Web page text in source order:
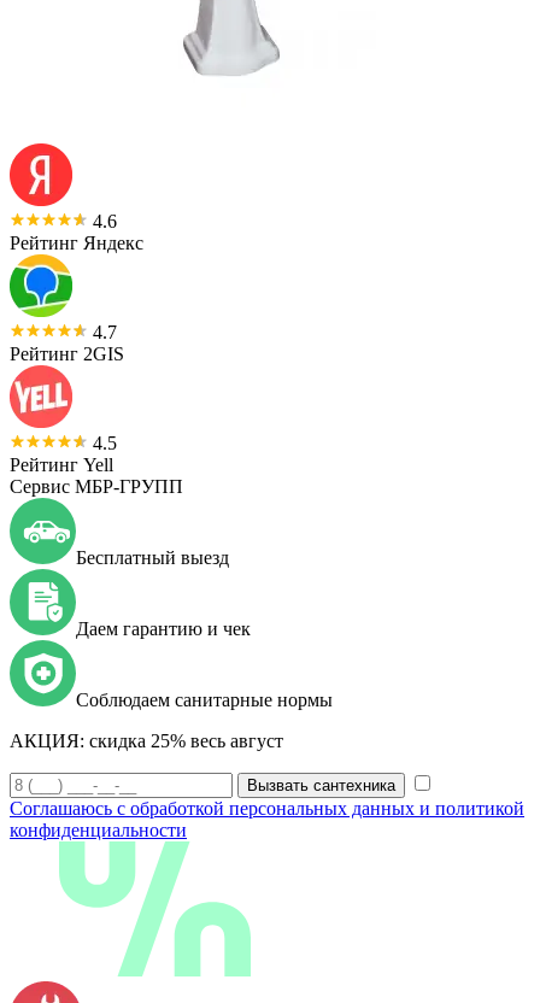
4.6
Рейтинг Яндекс
4.7
Рейтинг 2GIS
4.5
Рейтинг Yell
Сервис МБР-ГРУПП
Бесплатный выезд
Даем гарантию и чек
Соблюдаем санитарные нормы
АКЦИЯ: скидка 25% весь август
Вызвать сантехника
Соглашаюсь с обработкой персональных данных и политикой
конфиденциальности